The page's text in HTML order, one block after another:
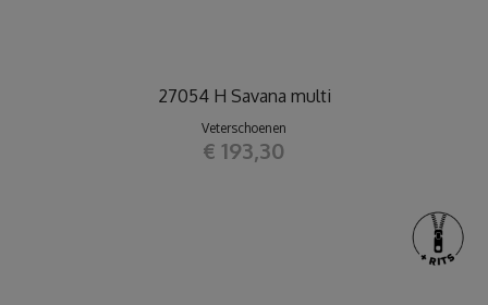
27054 H Savana multi
Veterschoenen
€ 193,30